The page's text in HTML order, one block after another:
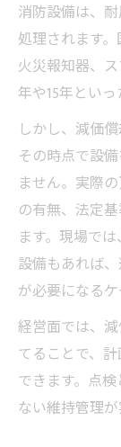
消防設備は、
処理されます
火災報知器、
年や15年とい
しかし、減価
その時点で設
ません。実際
の有無、法定
ます。現場で
設備もあれば
が必要になるケ
経営面では、
てることで、
できます。点
ない維持管理が